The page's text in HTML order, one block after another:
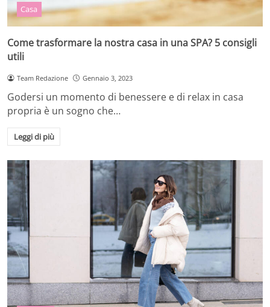
Casa
Come trasformare la nostra casa in una SPA? 5 consigli
utili
Team Redazione Gennaio 3, 2023
Godersi un momento di benessere e di relax in casa
propria è un sogno che…
Leggi di più